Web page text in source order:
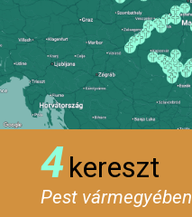
4kereszt
Pest vármegyében